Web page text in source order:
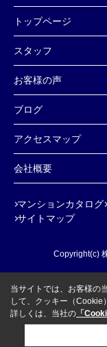
トップページ
スタッフ
お客様の声
ブログ
アクセスマップ
会社概要
マンションカタログ
サイトマップ
Copyright(c)
当サイトでは、お客様の
して、クッキー（Cookie
詳しくは、当社の 「